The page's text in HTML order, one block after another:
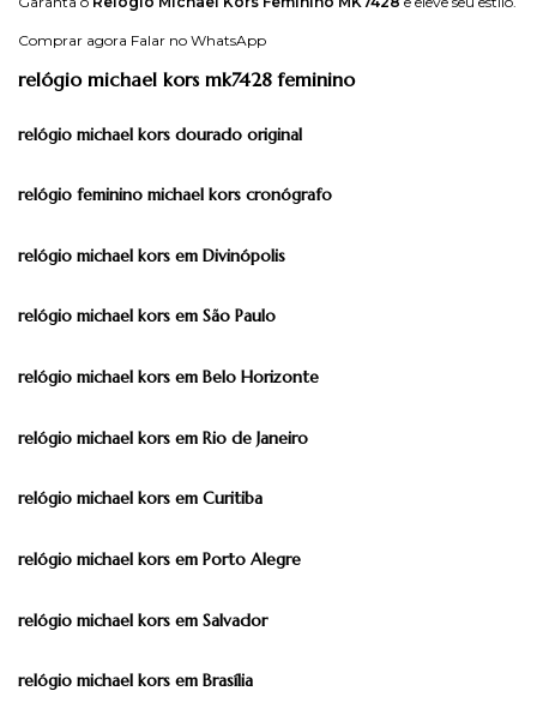
Comprar agora Falar no WhatsApp
relógio michael kors mk7428 feminino
relógio michael kors dourado original
relógio feminino michael kors cronógrafo
relógio michael kors em Divinópolis
relógio michael kors em São Paulo
relógio michael kors em Belo Horizonte
relógio michael kors em Rio de Janeiro
relógio michael kors em Curitiba
relógio michael kors em Porto Alegre
relógio michael kors em Salvador
relógio michael kors em Brasília